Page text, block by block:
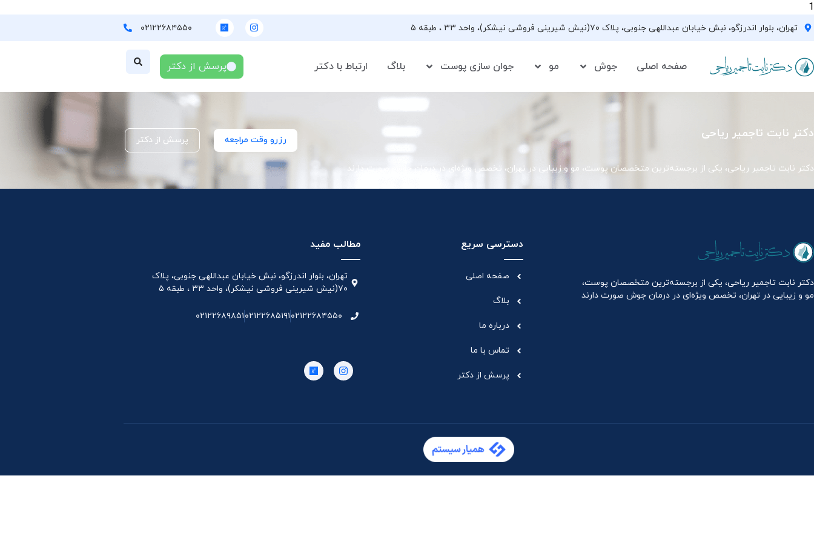
1
تهران، بلوار اندرزگو، نبش خیابان عبداللهی جنوبی، پلاک ۷۰(نیش شیرینی فروشی نیشکر)، واحد ۳۳ ، طبقه ۵ ۰۲۱۲۲۶۸۴۵۵۰
صفحه اصلی جوش مو جوان سازی پوست بلاگ ارتباط با دکتر پرسش از دکتر
دکتر نابت تاجمیر ریاحی
دکتر نابت تاجمیر ریاحی، یکی از برجسته‌ترین متخصصان پوست، مو و زیبایی در تهران، تخصص ویژه‌ای در درمان جوش صورت دارند
رزرو وقت مراجعه پرسش از دکتر
دکتر نابت تاجمیر ریاحی، یکی از برجسته‌ترین متخصصان پوست،
مو و زیبایی در تهران، تخصص ویژه‌ای در درمان جوش صورت دارند
دسترسی سریع
صفحه اصلی
بلاگ
درباره ما
تماس با ما
پرسش از دکتر
مطالب مفید
تهران، بلوار اندرزگو، نبش خیابان عبداللهی جنوبی، پلاک
۷۰(نیش شیرینی فروشی نیشکر)، واحد ۳۳ ، طبقه ۵
۰۲۱۲۲۶۸۴۵۵۰۰۲۱۲۲۶۸۵۱۹۱۰۲۱۲۲۶۸۹۸۵۱